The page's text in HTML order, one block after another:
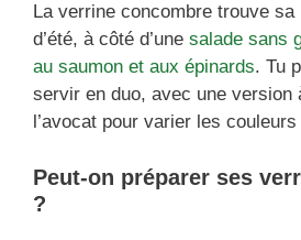
La verrine concombre trouve
d’été, à côté d’une salade sans
au saumon et aux épinards. Tu
servir en duo, avec une version
l’avocat pour varier les
Peut-on préparer ses
?